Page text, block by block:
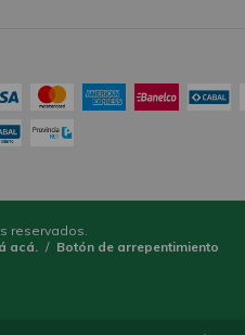
reservados.
acá. / Botón de arrepentimiento